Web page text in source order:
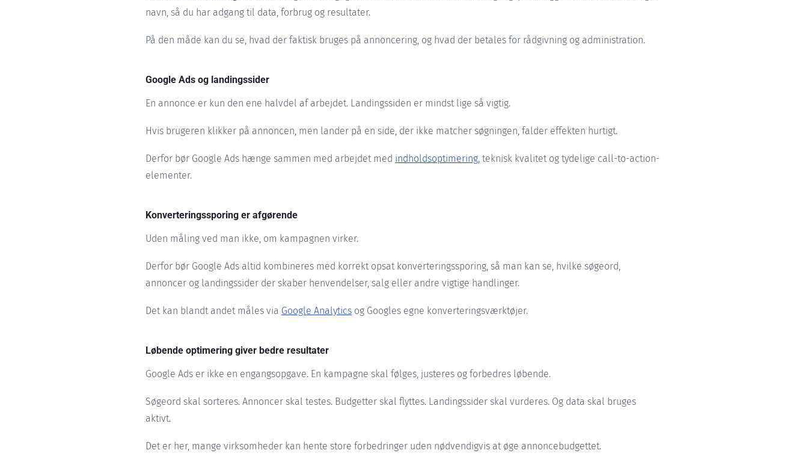
navn, så du har adgang til data, forbrug og resultater.
På den måde kan du se, hvad der faktisk bruges på annoncering, og hvad der betales for rådgivning og administration.
Google Ads og landingssider
En annonce er kun den ene halvdel af arbejdet. Landingssiden er mindst lige så vigtig.
Hvis brugeren klikker på annoncen, men lander på en side, der ikke matcher søgningen, falder effekten hurtigt.
Derfor bør Google Ads hænge sammen med arbejdet med indholdsoptimering, teknisk kvalitet og tydelige call-to-action-
elementer.
Konverteringssporing er afgørende
Uden måling ved man ikke, om kampagnen virker.
Derfor bør Google Ads altid kombineres med korrekt opsat konverteringssporing, så man kan se, hvilke søgeord,
annoncer og landingssider der skaber henvendelser, salg eller andre vigtige handlinger.
Det kan blandt andet måles via Google Analytics og Googles egne konverteringsværktøjer.
Løbende optimering giver bedre resultater
Google Ads er ikke en engangsopgave. En kampagne skal følges, justeres og forbedres løbende.
Søgeord skal sorteres. Annoncer skal testes. Budgetter skal flyttes. Landingssider skal vurderes. Og data skal bruges
aktivt.
Det er her, mange virksomheder kan hente store forbedringer uden nødvendigvis at øge annoncebudgettet.